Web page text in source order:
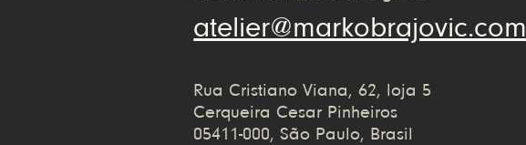
atelier@markobrajovic.com
Rua Cristiano Viana, 62, loja 5
Cerqueira Cesar Pinheiros
05411-000, São Paulo, Brasil